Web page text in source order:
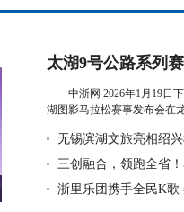
太湖9号公路系列
松赛事发布会举行
中浙网 2026年1月19日
湖图影马拉松赛事发布会在
无锡滨湖文旅亮相绍
之旅”
三创融合，领跑全省
实力
浙里乐团携手全民K